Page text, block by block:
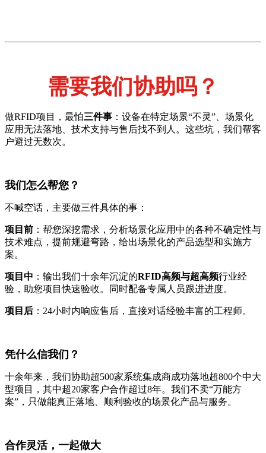
需要我们协助吗？
做RFID项目，最怕三件事 ：设备在特定场景“不灵”、场景化
应用无法落地、技术支持与售后找不到人。这些坑，我们帮客
户避过无数次。
我们怎么帮您？
不喊空话，主要做三件具体的事：
项目前 ：帮您深挖需求，分析场景化应用中的各种不确定性与
技术难点，提前规避弯路，给出场景化的产品选型和实施方
案。
项目中 ：输出我们十余年沉淀的RFID高频与超高频行业经
验，助您项目快速验收。同时配备专属人员跟进进度。
项目后 ：24小时内响应售后，直接对话经验丰富的工程师。
凭什么信我们？
十余年来，我们协助超500家系统集成商成功落地超800个中大
型项目，其中超20家客户合作超过8年。我们不卖“万能方
案”，只做能真正落地、顺利验收的场景化产品与服务。
合作灵活，一起做大